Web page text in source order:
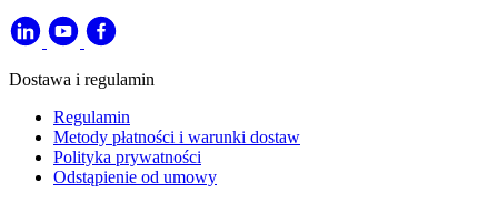
Dostawa i regulamin
Regulamin
Metody płatności i warunki dostaw
Polityka prywatności
Odstąpienie od umowy